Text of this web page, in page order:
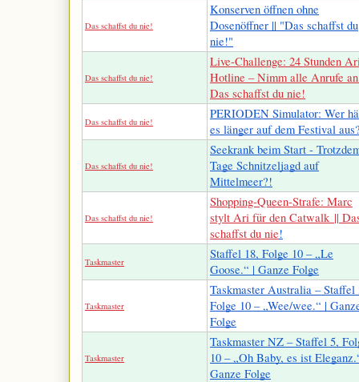
Das schaffst du nie!
Konserven öffnen ohne
Dosenöffner || "Das schaffst du
nie!"
Das schaffst du nie!
Live-Challenge: 24 Stunden
Hotline – Nimm alle Anrufe
Das schaffst du nie!
Das schaffst du nie!
PERIODEN Simulator: Wer
es länger auf dem Festival
Das schaffst du nie!
Seekrank beim Start -
Tage Schnitzeljagd auf
Mittelmeer?!
Das schaffst du nie!
Shopping-Queen-Strafe: Marc
stylt Ari für den Catwalk ||
schaffst du nie!
Taskmaster
Staffel 18, Folge 10 – „Le
Goose.“ | Ganze Folge
Taskmaster
Taskmaster Australia – Staffel
Folge 10 – „Wee/wee.“ |
Folge
Taskmaster
Taskmaster NZ – Staffel 5,
10 – „Oh Baby, es ist
Ganze Folge